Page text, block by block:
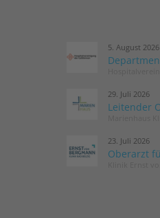
5. August 2026
29. Juli 2026
Leitender
23. Juli 2026
Oberarzt